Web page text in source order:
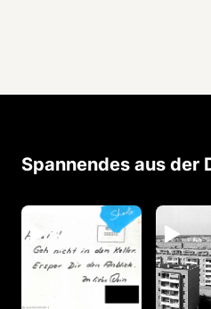
Spannendes aus der